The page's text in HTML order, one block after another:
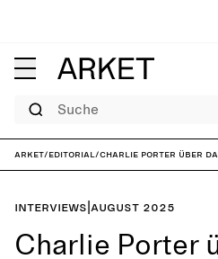
Suche
ARKET/Editorial/Charlie Porter über
Interviews August 2025
Charlie Porter